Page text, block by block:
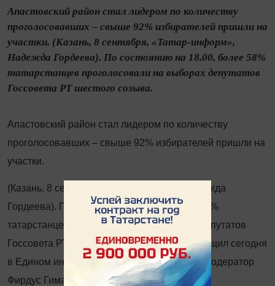
Апастовский район стал лидером по количеству
проголосовавших – свыше 92% избирателей пришли на
участки. (Казань, 8 сентября, «Татар-информ»,
Надежда Гордеева). По состоянию на 18.00, более 58%
татарстанцев проголосовали на выборах депутатов
Госсовета РТ шестого созыва.
Апастовский район стал лидером по количеству
проголосовавших – свыше 92% избирателей пришли на
участки.
(Казань, 8 сентября, «Татар-информ», Надежда
Гордеева). По состоянию на 18.00, более 58%
татарстанцев проголосовали на выборах депутатов
Госсовета РТ шестого созыва. Об этом сообщил сегодня
в Едином информационном центре РТ его модератор
Фирдус Гималтдинов.